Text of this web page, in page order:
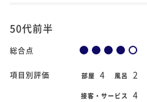
50代前半
総合点
項目別評価 部屋 4 風呂 2
接客・サービス 4